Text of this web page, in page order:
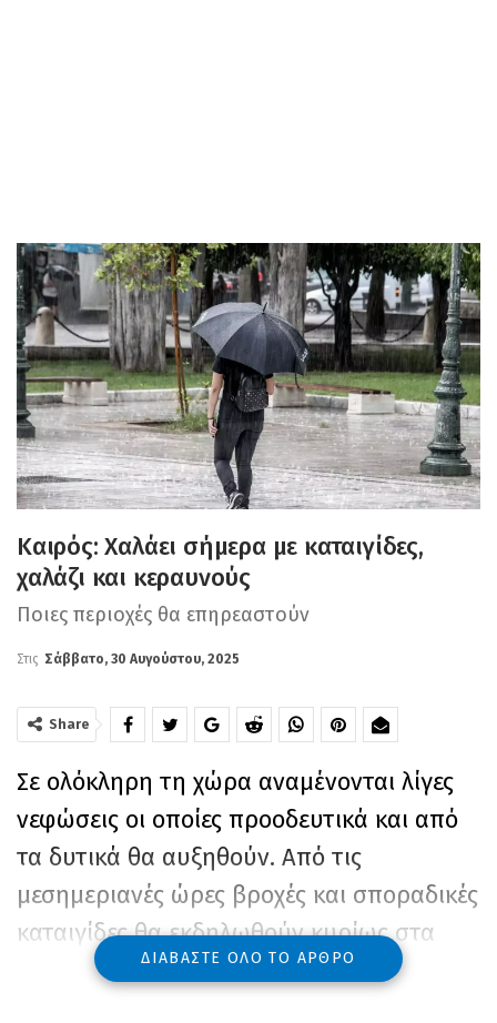
Καιρός: Χαλάει σήμερα με καταιγίδες,
χαλάζι και κεραυνούς
Ποιες περιοχές θα επηρεαστούν
Στις Σάββατο, 30 Αυγούστου, 2025
Share
Σε ολόκληρη τη χώρα αναμένονται λίγες
νεφώσεις οι οποίες προοδευτικά και από
τα δυτικά θα αυξηθούν. Από τις
μεσημεριανές ώρες βροχές και σποραδικές
καταιγίδες θα εκδηλωθούν κυρίως στα
Βόρεια Επτάνησα, στην Ήπειρο και στη
ΔΙΑΒΆΣΤΕ ΌΛΟ ΤΟ ΆΡΘΡΟ